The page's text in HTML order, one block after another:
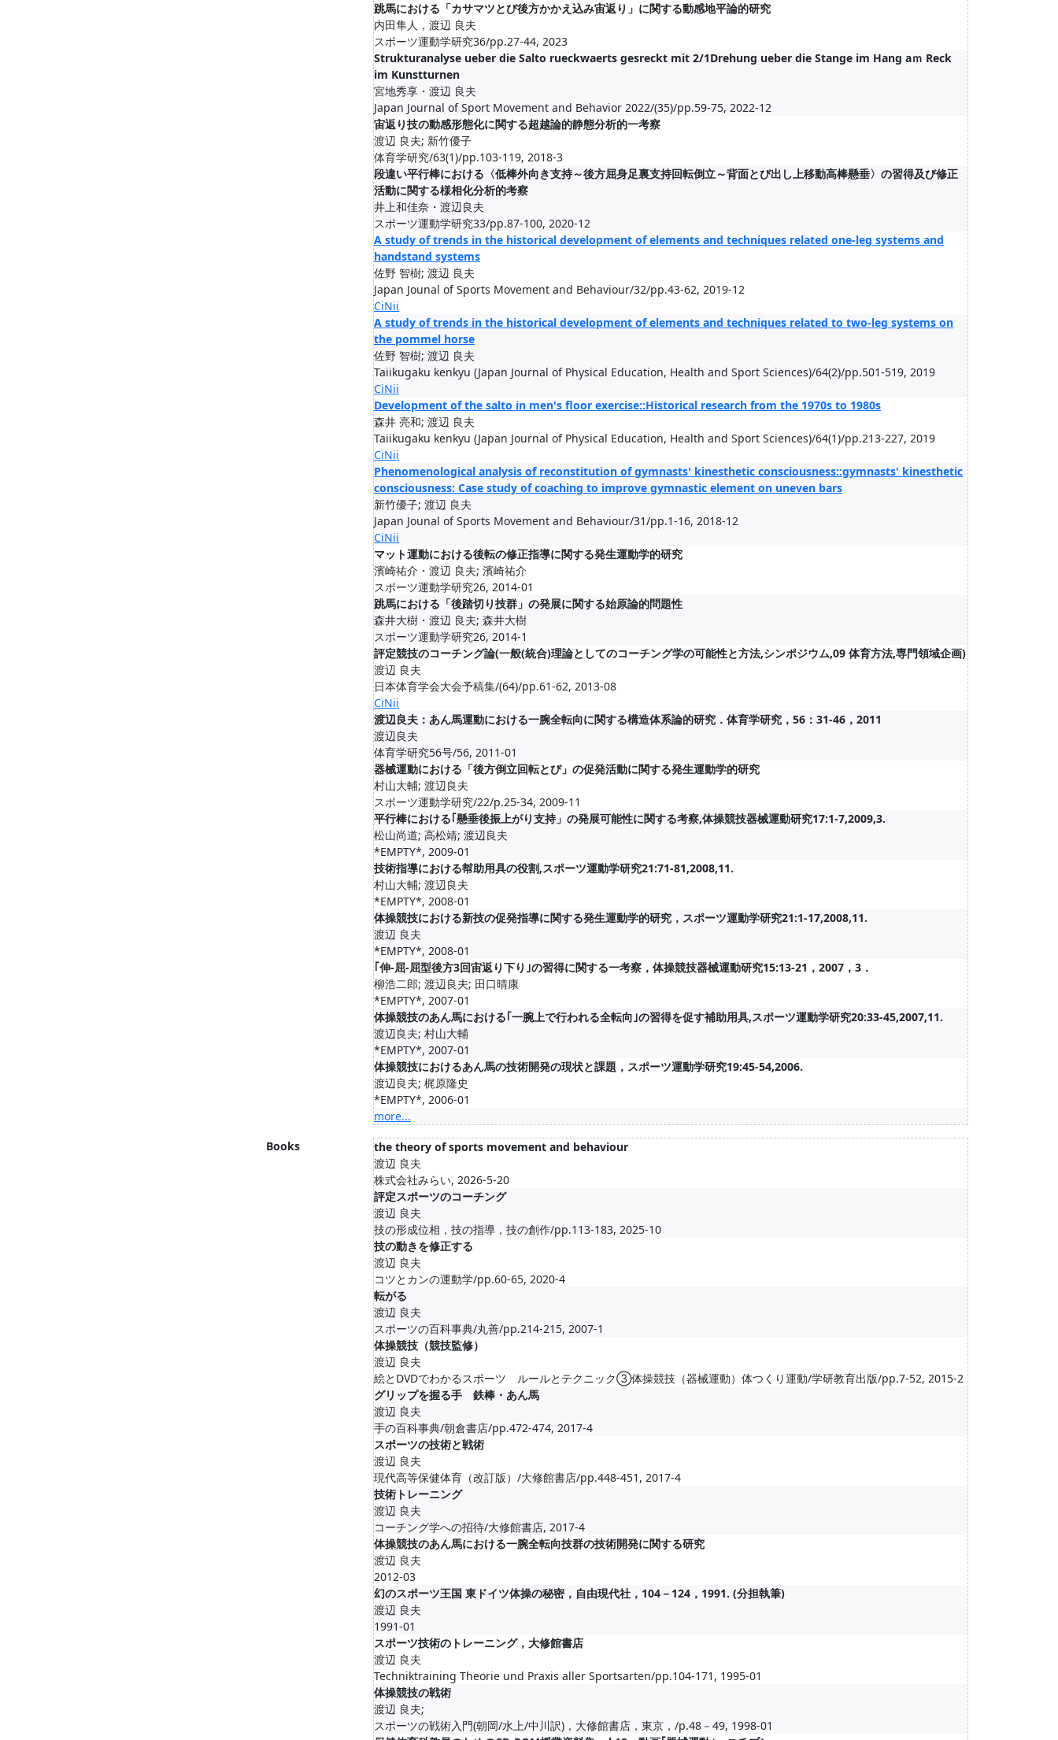
跳馬における「カサマツとび後方かかえ込み宙返り」に関する動感地平論的研究
内田隼人，渡辺 良夫
スポーツ運動学研究36/pp.27-44, 2023
Strukturanalyse ueber die Salto rueckwaerts gesreckt mit 2/1Drehung ueber die Stange im Hang aｍ Reck
im Kunstturnen
宮地秀享・渡辺 良夫
Japan Journal of Sport Movement and Behavior 2022/(35)/pp.59-75, 2022-12
宙返り技の動感形態化に関する超越論的静態分析的一考察
渡辺 良夫; 新竹優子
体育学研究/63(1)/pp.103-119, 2018-3
段違い平行棒における〈低棒外向き支持～後方屈身足裏支持回転倒立～背面とび出し上移動高棒懸垂〉の習得及び修正
活動に関する様相化分析的考察
井上和佳奈・渡辺良夫
スポーツ運動学研究33/pp.87-100, 2020-12
A study of trends in the historical development of elements and techniques related one-leg systems and
handstand systems
佐野 智樹; 渡辺 良夫
Japan Jounal of Sports Movement and Behaviour/32/pp.43-62, 2019-12
CiNii
A study of trends in the historical development of elements and techniques related to two-leg systems on
the pommel horse
佐野 智樹; 渡辺 良夫
Taiikugaku kenkyu (Japan Journal of Physical Education, Health and Sport Sciences)/64(2)/pp.501-519, 2019
CiNii
Development of the salto in men's floor exercise::Historical research from the 1970s to 1980s
森井 亮和; 渡辺 良夫
Taiikugaku kenkyu (Japan Journal of Physical Education, Health and Sport Sciences)/64(1)/pp.213-227, 2019
CiNii
Phenomenological analysis of reconstitution of gymnasts' kinesthetic consciousness::gymnasts' kinesthetic
consciousness: Case study of coaching to improve gymnastic element on uneven bars
新竹優子; 渡辺 良夫
Japan Jounal of Sports Movement and Behaviour/31/pp.1-16, 2018-12
CiNii
マット運動における後転の修正指導に関する発生運動学的研究
濱崎祐介・渡辺 良夫; 濱崎祐介
スポーツ運動学研究26, 2014-01
跳馬における「後踏切り技群」の発展に関する始原論的問題性
森井大樹・渡辺 良夫; 森井大樹
スポーツ運動学研究26, 2014-1
評定競技のコーチング論(一般(統合)理論としてのコーチング学の可能性と方法,シンポジウム,09 体育方法,専門領域企画)
渡辺 良夫
日本体育学会大会予稿集/(64)/pp.61-62, 2013-08
CiNii
渡辺良夫：あん馬運動における一腕全転向に関する構造体系論的研究．体育学研究，56：31-46，2011
渡辺良夫
体育学研究56号/56, 2011-01
器械運動における「後方倒立回転とび」の促発活動に関する発生運動学的研究
村山大輔; 渡辺良夫
スポーツ運動学研究/22/p.25-34, 2009-11
平行棒における｢懸垂後振上がり支持」の発展可能性に関する考察,体操競技器械運動研究17:1-7,2009,3.
松山尚道; 高松靖; 渡辺良夫
*EMPTY*, 2009-01
技術指導における幇助用具の役割,スポーツ運動学研究21:71-81,2008,11.
村山大輔; 渡辺良夫
*EMPTY*, 2008-01
体操競技における新技の促発指導に関する発生運動学的研究，スポーツ運動学研究21:1-17,2008,11.
渡辺 良夫
*EMPTY*, 2008-01
｢伸-屈-屈型後方3回宙返り下り｣の習得に関する一考察，体操競技器械運動研究15:13-21，2007，3．
柳浩二郎; 渡辺良夫; 田口晴康
*EMPTY*, 2007-01
体操競技のあん馬における｢一腕上で行われる全転向｣の習得を促す補助用具,スポーツ運動学研究20:33-45,2007,11.
渡辺良夫; 村山大輔
*EMPTY*, 2007-01
体操競技におけるあん馬の技術開発の現状と課題，スポーツ運動学研究19:45-54,2006.
渡辺良夫; 梶原隆史
*EMPTY*, 2006-01
more...
Books
the theory of sports movement and behaviour
渡辺 良夫
株式会社みらい, 2026-5-20
評定スポーツのコーチング
渡辺 良夫
技の形成位相，技の指導，技の創作/pp.113-183, 2025-10
技の動きを修正する
渡辺 良夫
コツとカンの運動学/pp.60-65, 2020-4
転がる
渡辺 良夫
スポーツの百科事典/丸善/pp.214-215, 2007-1
体操競技（競技監修）
渡辺 良夫
絵とDVDでわかるスポーツ ルールとテクニック③体操競技（器械運動）体つくり運動/学研教育出版/pp.7-52, 2015-2
グリップを握る手 鉄棒・あん馬
渡辺 良夫
手の百科事典/朝倉書店/pp.472-474, 2017-4
スポーツの技術と戦術
渡辺 良夫
現代高等保健体育（改訂版）/大修館書店/pp.448-451, 2017-4
技術トレーニング
渡辺 良夫
コーチング学への招待/大修館書店, 2017-4
体操競技のあん馬における一腕全転向技群の技術開発に関する研究
渡辺 良夫
2012-03
幻のスポーツ王国 東ドイツ体操の秘密，自由現代社，104－124，1991. (分担執筆)
渡辺 良夫
1991-01
スポーツ技術のトレーニング，大修館書店
渡辺 良夫
Techniktraining Theorie und Praxis aller Sportsarten/pp.104-171, 1995-01
体操競技の戦術
渡辺 良夫;
スポーツの戦術入門(朝岡/水上/中川訳)，大修館書店，東京，/p.48－49, 1998-01